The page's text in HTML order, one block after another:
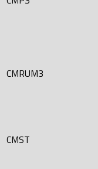
CMRUM3
CMST